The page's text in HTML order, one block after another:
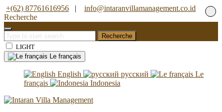
+(62) 87761616956 |
info@intaranvillamanagement.co.id
Recherche
Recherche
LIGHT
Le français
English русский
Le
français
Indonesia